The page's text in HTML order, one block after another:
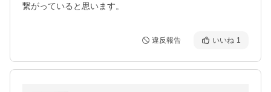
繋がっていると思います。
違反報告 いいね 1